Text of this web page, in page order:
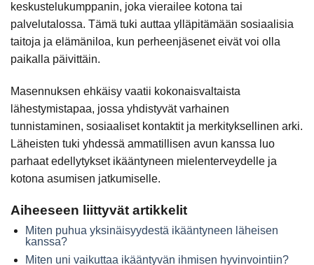
keskustelukumppanin, joka vierailee kotona tai
palvelutalossa. Tämä tuki auttaa ylläpitämään sosiaalisia
taitoja ja elämäniloa, kun perheenjäsenet eivät voi olla
paikalla päivittäin.
Masennuksen ehkäisy vaatii kokonaisvaltaista
lähestymistapaa, jossa yhdistyvät varhainen
tunnistaminen, sosiaaliset kontaktit ja merkityksellinen arki.
Läheisten tuki yhdessä ammatillisen avun kanssa luo
parhaat edellytykset ikääntyneen mielenterveydelle ja
kotona asumisen jatkumiselle.
Aiheeseen liittyvät artikkelit
Miten puhua yksinäisyydestä ikääntyneen läheisen
kanssa?
Miten uni vaikuttaa ikääntyvän ihmisen hyvinvointiin?